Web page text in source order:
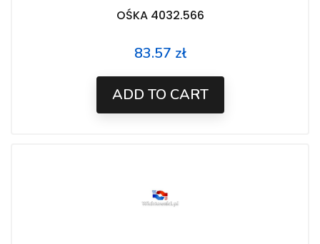
OŚKA 4032.566
Price
83.57 zł
ADD TO CART